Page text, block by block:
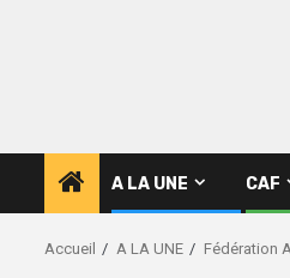
A LA UNE CAF
Accueil A LA UNE Fédération